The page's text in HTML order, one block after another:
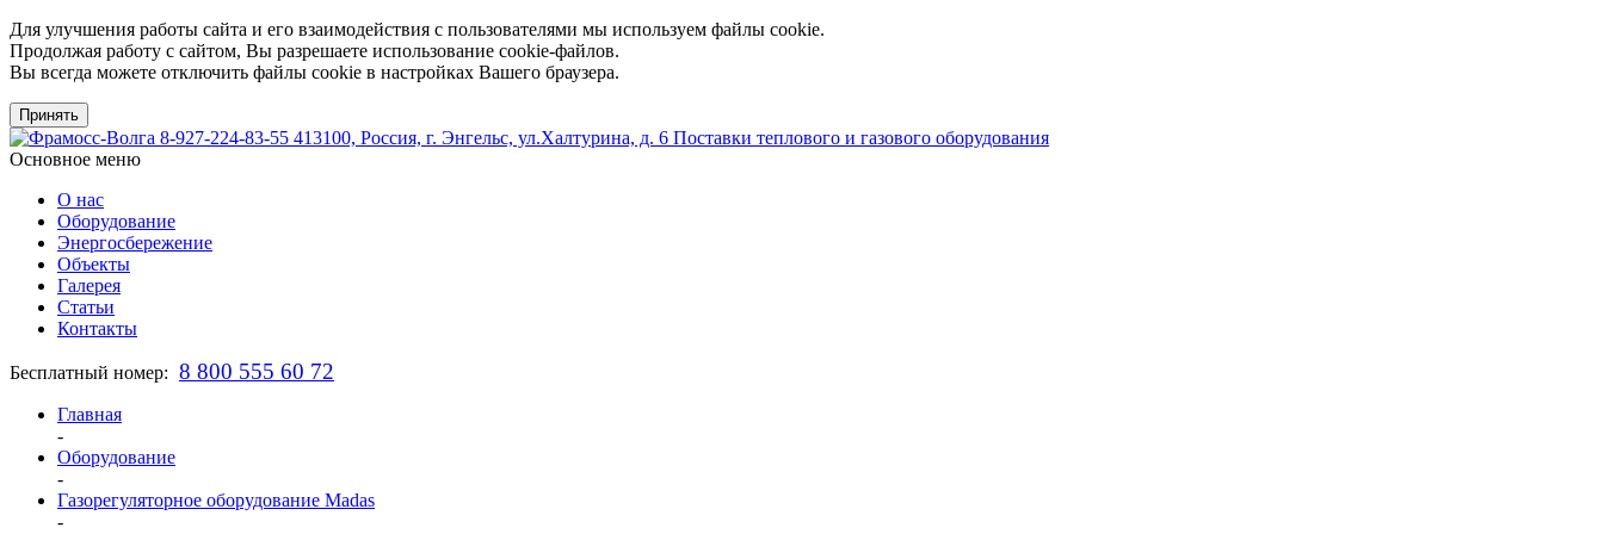
Для улучшения работы сайта и его взаимодействия с пользователями мы используем файлы cookie.
Продолжая работу с сайтом, Вы разрешаете использование cookie-файлов.
Вы всегда можете отключить файлы cookie в настройках Вашего браузера.
Принять
8-927-224-83-55 413100, Россия, г. Энгельс, ул.Халтурина, д. 6 Поставки теплового и газового оборудования
Основное меню
О нас
Оборудование
Энергосбережение
Объекты
Галерея
Статьи
Контакты
Бесплатный номер: 8 800 555 60 72
Главная
-
Оборудование
-
Газорегуляторное оборудование Madas
-